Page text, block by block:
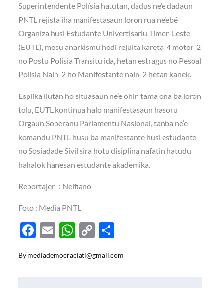
Superintendente Polísia hatutan, dadus ne’e dadaun
PNTL rejista iha manifestasaun loron rua ne’ebé
Organiza husi Estudante Univertisariu Timor-Leste
(EUTL), mosu anarkismu hodi rejulta kareta-4 motor-2
no Postu Polisia Transitu ida, hetan estragus no Pesoal
Polisia Nain-2 ho Manifestante nain-2 hetan kanek.
Esplika liután ho situasaun ne’e ohin tama ona ba loron
tolu, EUTL kontinua halo manifestasaun hasoru
Orgaun Soberanu Parlamentu Nasional, tanba ne’e
komandu PNTL husu ba manifestante husi estudante
no Sosiadade Sivil sira hotu disiplina nafatin hatudu
hahalok hanesan estudante akademika.
Reportajen : Nelfiano
Foto : Media PNTL
F
e
E
ail
W
at
C
p ar
By mediademocraciatl@gmail.com